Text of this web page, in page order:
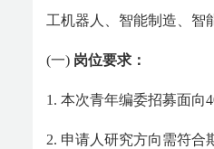
工机器人、智能制造、智
(一) 岗位要求：
1. 本次青年编委招募面向
2. 申请人研究方向需符合